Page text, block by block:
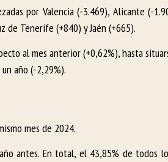
por Valencia (-3.469), Alicante (-
de Tenerife (+840) y Jaén (+665).
al mes anterior (+0,62%), hasta
año (-2,29%).
mes de 2024.
antes. En total, el 43,85% de todos